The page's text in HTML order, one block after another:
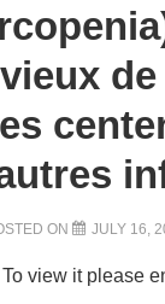
de
ON JULY 16,
view it please